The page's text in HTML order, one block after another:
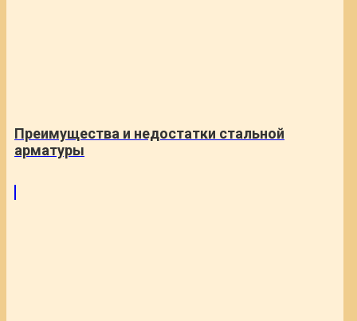
Преимущества и недостатки стальной
арматуры